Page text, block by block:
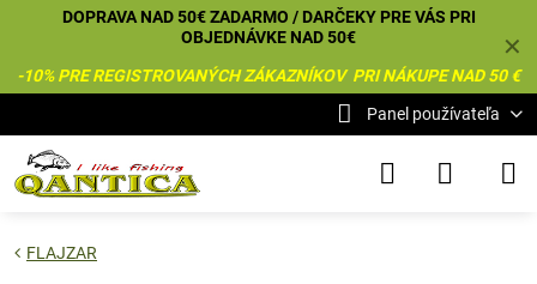
✕
DOPRAVA NAD 50€ ZADARMO / DARČEKY PRE VÁS PRI
OBJEDNÁVKE NAD 50€
-10% PRE REGISTROVANÝCH ZÁKAZNÍKOV PRI NÁKUPE NAD 50 €
Panel používateľa
FLAJZAR